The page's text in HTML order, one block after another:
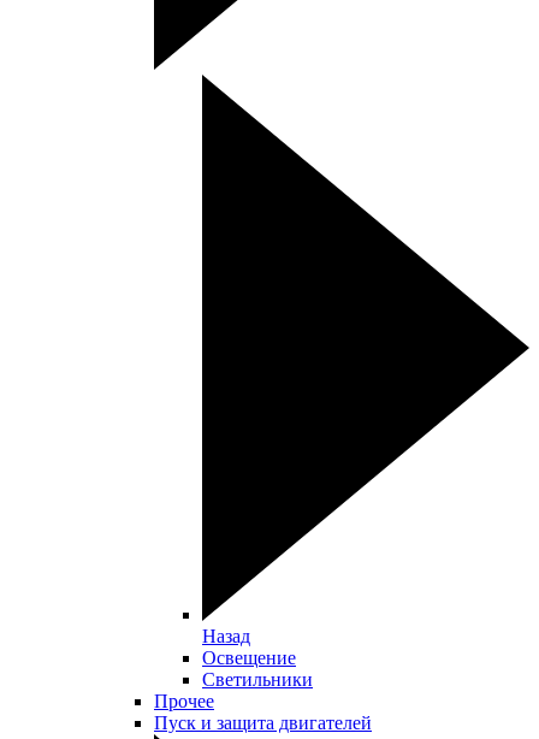
Назад
Освещение
Светильники
Прочее
Пуск и защита двигателей